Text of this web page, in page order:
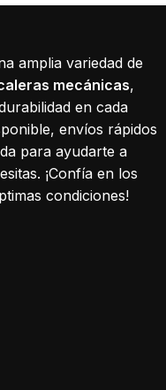
amplia variedad de
mecánicas,
en cada
envíos rápidos
para ayudarte a
¡Confía en los
condiciones!